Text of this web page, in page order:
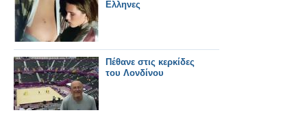
Ελληνες
Πέθανε στις κερκίδες
του Λονδίνου